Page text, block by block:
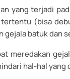
yang terjadi
(bisa
gejala batuk dan
meredakan
hal-hal